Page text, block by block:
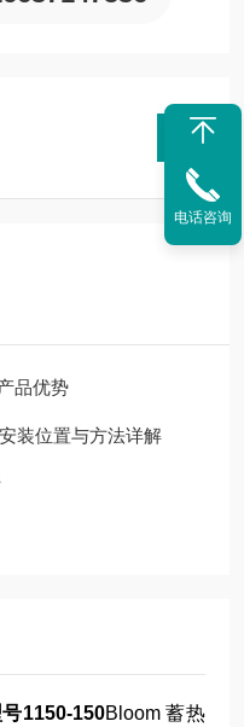
品优势
装位置与方法详解
1150-150Bloom 蓄热
电话咨询